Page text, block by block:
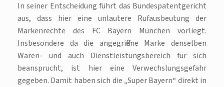
In seiner Entscheidung führt das Bundespatentgericht
aus, dass hier eine unlautere Rufausbeutung der
Markenrechte des FC Bayern München vorliegt.
Insbesondere da die angegriffene Marke denselben
Waren- und auch Dienstleistungsbereich für sich
beansprucht, ist hier eine Verwechslungsgefahr
gegeben. Damit haben sich die „Super Bayern“ direkt in